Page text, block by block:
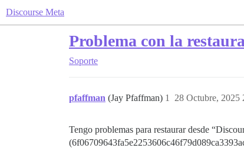
Discourse Meta
Problema con la
Soporte
pfaffman (Jay Pfaffman) 28 Octubre, 2025
1
Tengo problemas para restaurar desde